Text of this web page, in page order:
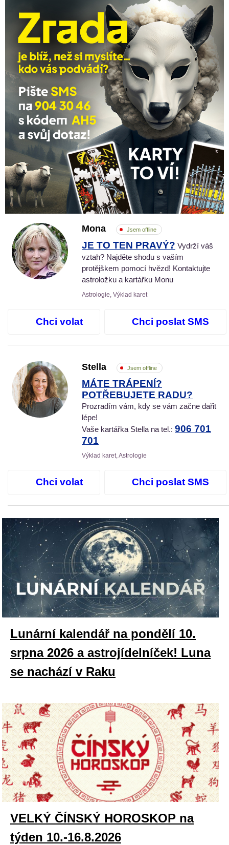
Mona Jsem offline
JE TO TEN PRAVÝ? Vydrží váš
vztah? Najděte shodu s vaším
protějškem pomocí hvězd! Kontaktujte
astroložku a kartářku Monu
Astrologie, Výklad karet
Chci volat Chci poslat SMS
Stella Jsem offline
MÁTE TRÁPENÍ?
POTŘEBUJETE RADU?
Prozradím vám, kdy se vám začne dařit
lépe!
Vaše kartářka Stella na tel.: 906 701
701
Výklad karet, Astrologie
Chci volat Chci poslat SMS
Lunární kalendář na pondělí 10.
srpna 2026 a astrojídelníček! Luna
se nachází v Raku
VELKÝ ČÍNSKÝ HOROSKOP na
týden 10.-16.8.2026